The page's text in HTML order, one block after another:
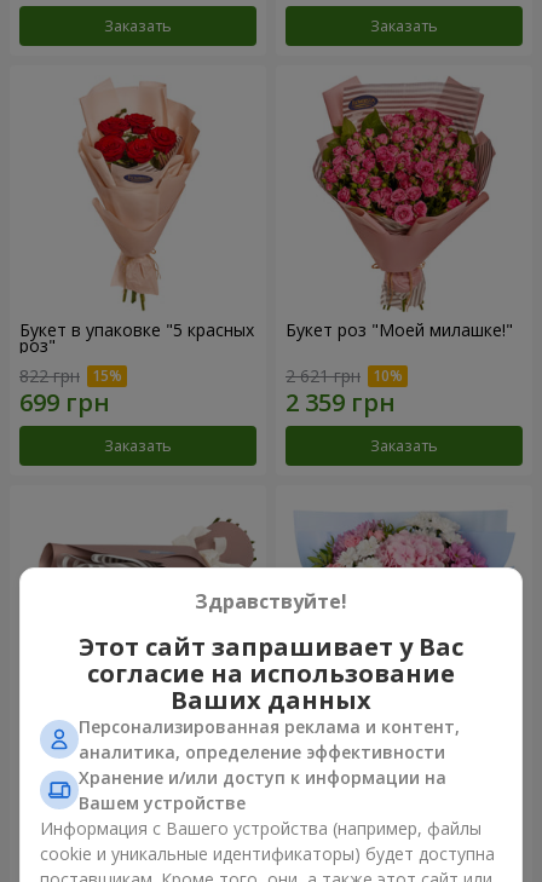
Заказать Заказать
Букет в упаковке "5 красных
роз"
822 грн
Заказать
Букет роз "Моей милашке!"
2 621 грн
Заказать
Букет "7 розовых роз!"
1 124 грн
Заказать
Романтический букет
"Небеса"
Заказать
Здравствуйте!
Этот сайт запрашивает у Вас
согласие на использование
Ваших данных
Персонализированная реклама и контент,
аналитика, определение эффективности
Хранение и/или доступ к информации на
Вашем устройстве
Информация с Вашего устройства (например, файлы
cookie и уникальные идентификаторы) будет доступна